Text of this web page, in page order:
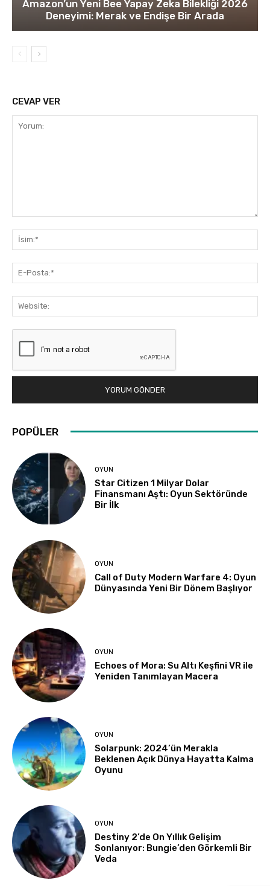
Amazon’un Yeni Bee Yapay Zeka Bilekliği 2026
Deneyimi: Merak ve Endişe Bir Arada
CEVAP VER
POPÜLER
OYUN
Star Citizen 1 Milyar Dolar
Finansmanı Aştı: Oyun Sektöründe
Bir İlk
OYUN
Call of Duty Modern Warfare 4: Oyun
Dünyasında Yeni Bir Dönem Başlıyor
OYUN
Echoes of Mora: Su Altı Keşfini VR ile
Yeniden Tanımlayan Macera
OYUN
Solarpunk: 2024’ün Merakla
Beklenen Açık Dünya Hayatta Kalma
Oyunu
OYUN
Destiny 2’de On Yıllık Gelişim
Sonlanıyor: Bungie’den Görkemli Bir
Veda